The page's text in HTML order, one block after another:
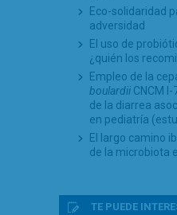
Eco-solidaridad
adversidad
El uso de
¿quién los
Empleo de la
boulardii CNCM
de la diarrea
en pediatría
El largo camino
de la microbiota
TE PUEDE